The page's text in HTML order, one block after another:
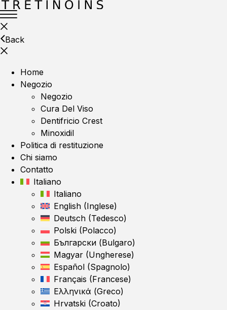
Back
Home
Negozio
Negozio
Cura Del Viso
Dentifricio Crest
Minoxidil
Politica di restituzione
Chi siamo
Contatto
Italiano
Italiano
English (Inglese)
Deutsch (Tedesco)
Polski (Polacco)
Български (Bulgaro)
Magyar (Ungherese)
Español (Spagnolo)
Français (Francese)
Ελληνικά (Greco)
Hrvatski (Croato)